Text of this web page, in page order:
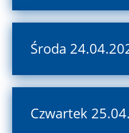
Środa
Czwartek